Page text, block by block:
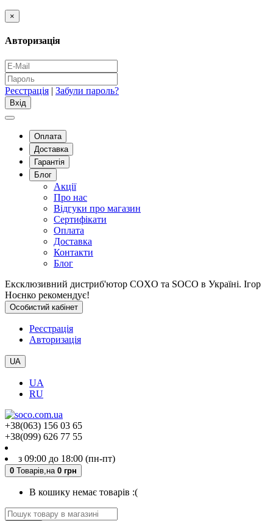
×
Авторизація
Реєстрація | Забули пароль?
Оплата
Доставка
Гарантія
Блог
Акції
Про нас
Відгуки про магазин
Сертифікати
Оплата
Доставка
Контакти
Блог
Ексклюзивний дистриб'ютор COXO та SOCO в Україні. Ігор
Ноєнко рекомендує!
Особистий кабінет
Реєстрація
Авторизація
UA
UA
RU
+38(063) 156 03 65
+38(099) 626 77 55
з 09:00 до 18:00 (пн-пт)
0 Товарів, на 0 грн
В кошику немає товарів :(